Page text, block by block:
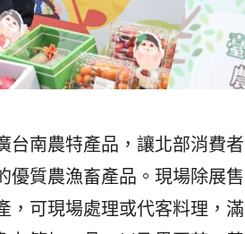
南農特產品，讓北部消費者
優質農漁畜產品。現場除展售
，可現場處理或代客料理，滿